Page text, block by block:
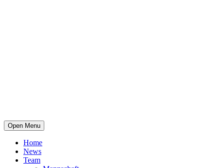
Open Menu
Home
News
Team